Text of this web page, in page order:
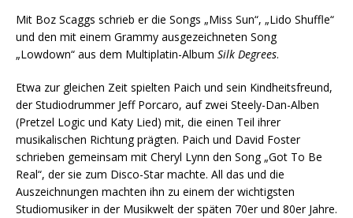
Mit Boz Scaggs schrieb er die Songs „Miss Sun“, „Lido Shuffle“
und den mit einem Grammy ausgezeichneten Song
„Lowdown“ aus dem Multiplatin-Album Silk Degrees.
Etwa zur gleichen Zeit spielten Paich und sein Kindheitsfreund,
der Studiodrummer Jeff Porcaro, auf zwei Steely-Dan-Alben
(Pretzel Logic und Katy Lied) mit, die einen Teil ihrer
musikalischen Richtung prägten. Paich und David Foster
schrieben gemeinsam mit Cheryl Lynn den Song „Got To Be
Real“, der sie zum Disco-Star machte. All das und die
Auszeichnungen machten ihn zu einem der wichtigsten
Studiomusiker in der Musikwelt der späten 70er und 80er Jahre.